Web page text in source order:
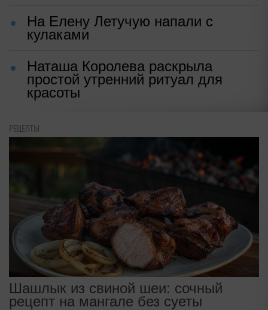
На Елену Летучую напали с
кулаками
Наташа Королева раскрыла
простой утренний ритуал для
красоты
РЕЦЕПТЫ
Шашлык из свиной шеи: сочный
рецепт на мангале без суеты